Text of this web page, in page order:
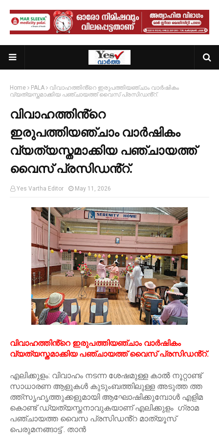
Home PALA
വിവാഹത്തിൻ്റെ ഇരുപത്തിയഞ്ചാം വാർഷികം
വ്യത്യസ്തമാക്കിയ പഞ്ചായത്ത് വൈസ് പ്രസിഡൻ്റ്.
വിവാഹത്തിൻ്റെ
ഇരുപത്തിയഞ്ചാം വാർഷികം
വ്യത്യസ്തമാക്കിയ പഞ്ചായത്ത്
വൈസ് പ്രസിഡൻ്റ്.
Yes Vartha Editor May 11, 2026
വിവാഹത്തിൻ്റെ ഇരുപത്തിയഞ്ചാം വാർഷികം
വ്യത്യസ്തമാക്കിയ പഞ്ചായത്ത് വൈസ് പ്രസിഡൻ്റ്.
എലിക്കുളം: വിവാഹം നടന്ന ശേഷമുള്ള കാൽ നൂറ്റാണ്ട്
സാധാരണ ആളുകൾ കുടുംബത്തിലുള്ള അടുത്ത ത്ത
ത്ത്സൃഹൃത്തുക്കളുമായി ആഘോഷിക്കുമ്പോൾ എളിമ
കൊണ്ട് ഡ്യത്യസ്തനാവുകയാണ് എലിക്കുളം ഗ്രാമ
പഞ്ചായത്ത വൈസ പ്രസിഡൻ്റ മാത്യൂസ്
പെരുമനങ്ങാട്ട് . താൻ